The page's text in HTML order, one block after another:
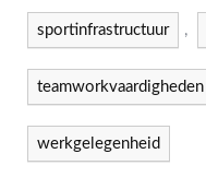
sportinfrastructuur ,
teamworkvaardigheden
werkgelegenheid